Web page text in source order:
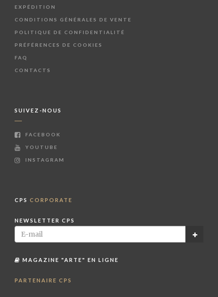
EXPÉDITION
CONDITIONS GÉNÉRALES DE VENTE
POLITIQUE DE CONFIDENTIALITÉ
PRÉFÉRENCES DE COOKIES
FAQ
CONTACTS
SUIVEZ-NOUS
FACEBOOK
YOUTUBE
INSTAGRAM
CPS CORPORATE
NEWSLETTER CPS
MAGAZINE "ARTE" EN LIGNE
PARTENAIRE CPS